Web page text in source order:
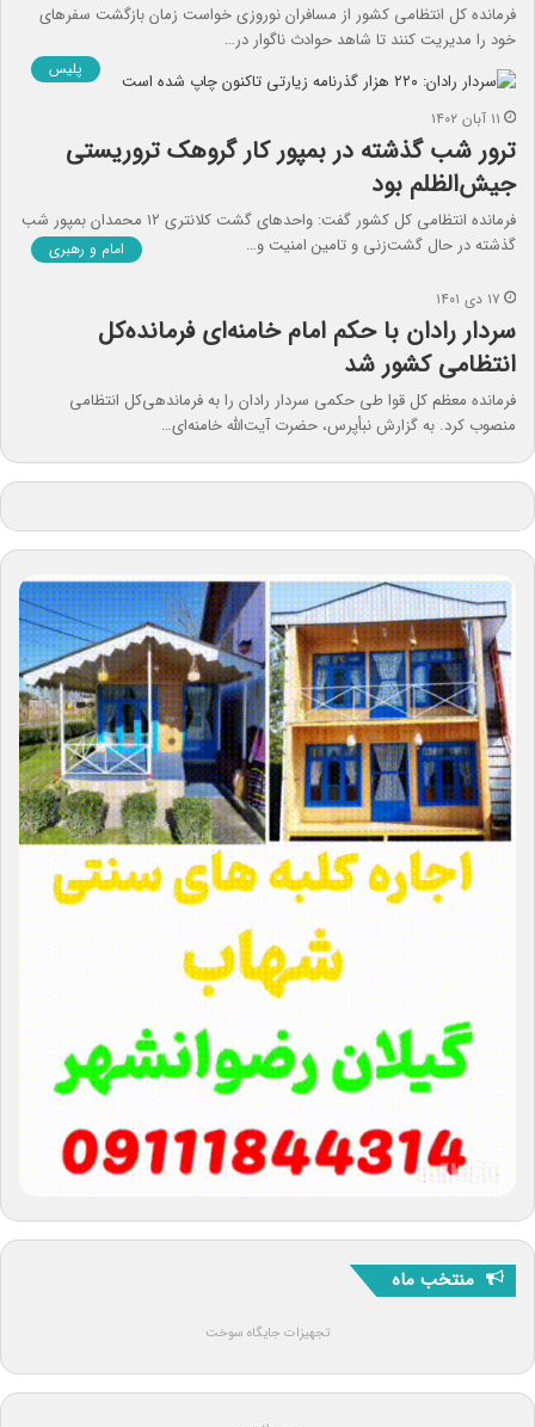
فرمانده کل انتظامی کشور از مسافران نوروزی خواست زمان بازگشت سفر‌های
خود را مدیریت کنند تا شاهد حوادث ناگوار در…
پلیس
۱۱ آبان ۱۴۰۲
ترور شب گذشته در بمپور کار گروهک تروریستی
جیش‌الظلم‌ بود
فرمانده انتظامی کل کشور گفت: واحدهای گشت کلانتری ۱۲ محمدان بمپور شب
گذشته ‌در حال ‌گشت‌زنی و تامین امنیت و…
امام و رهبری
۱۷ دی ۱۴۰۱
سردار رادان با حکم امام خامنه‌ای فرمانده‌کل
انتظامی کشور شد
فرمانده معظم کل قوا طی حکمی سردار رادان را به فرماندهی‌کل انتظامی
منصوب کرد. به گزارش نبأپرس، حضرت آیت‌الله خامنه‌ای…
منتخب ماه
تجهیزات جایگاه سوخت